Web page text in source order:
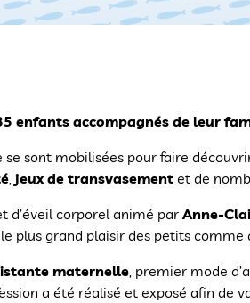
enfants accompagnés de leur
sont mobilisées pour faire
, jeux de transvasement et de
d’éveil corporel animé parAnne-
plus grand plaisir des petits comme
maternelle, premier mode
a été réalisé et exposé afin de